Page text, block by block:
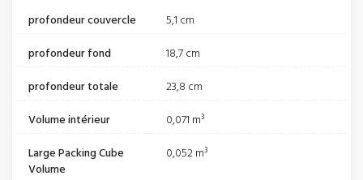
profondeur couvercle
5,1 cm
profondeur fond
18,7 cm
profondeur totale
23,8 cm
Volume intérieur
0,071 m³
Large Packing Cube
Volume
0,052 m³